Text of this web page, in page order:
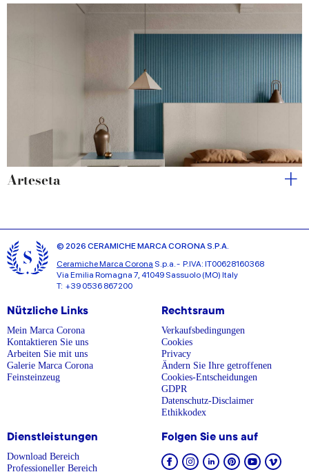
Arteseta
© 2026 CERAMICHE MARCA CORONA S.P.A.
Ceramiche Marca Corona S.p.a. - P.IVA: IT00628160368
Via Emilia Romagna 7, 41049 Sassuolo (MO) Italy
T: +39 0536 867200
Nützliche Links
Mein Marca Corona
Kontaktieren Sie uns
Arbeiten Sie mit uns
Galerie Marca Corona
Feinsteinzeug
Rechtsraum
Verkaufsbedingungen
Cookies
Privacy
Ändern Sie Ihre getroffenen
Cookies-Entscheidungen
GDPR
Datenschutz-Disclaimer
Ethikkodex
Dienstleistungen
Download Bereich
Professioneller Bereich
Folgen Sie uns auf